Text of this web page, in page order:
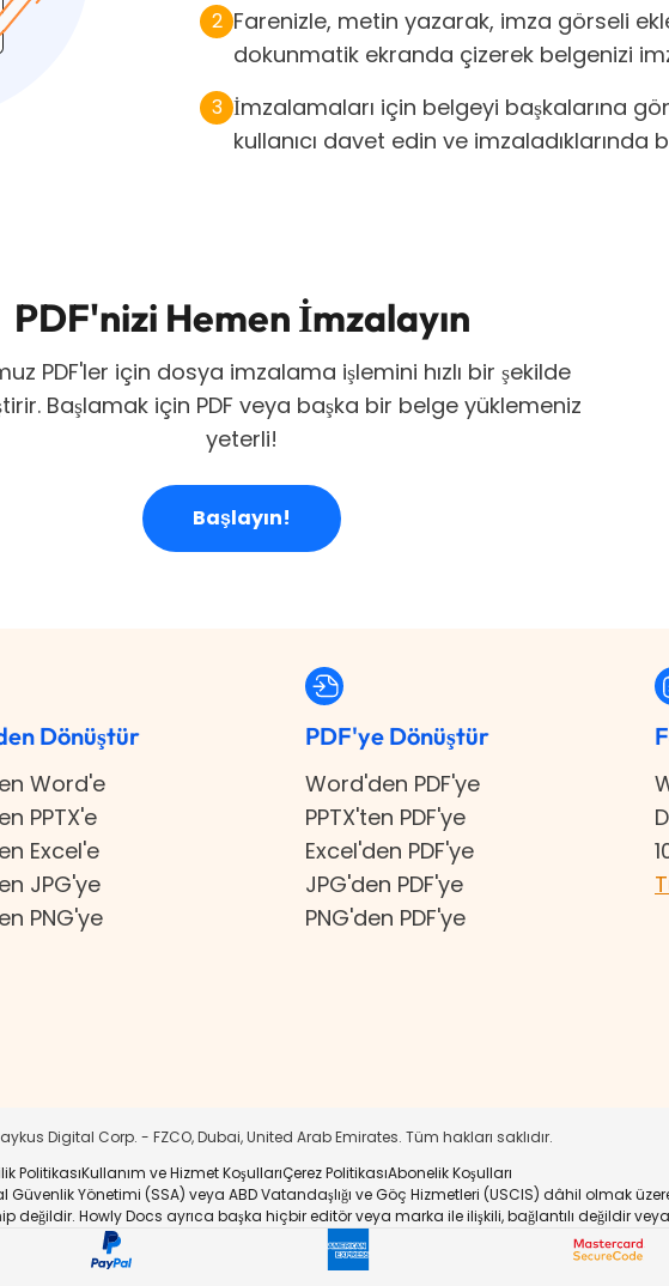
2 Farenizle, metin yazarak, imza görseli
dokunmatik ekranda çizerek belgenizi
3 İmzalamaları için belgeyi başkalarına
kullanıcı davet edin ve imzaladıklarında
PDF'nizi Hemen İmzalayın
PDF'ler için dosya imzalama işlemini hızlı bir şekilde
Başlamak için PDF veya başka bir belge yüklemeniz
yeterli!
Başlayın!
Dönüştür
Word'e
PPTX'e
Excel'e
JPG'ye
PNG'ye
PDF'ye Dönüştür
Word'den PDF'ye
PPTX'ten PDF'ye
Excel'den PDF'ye
JPG'den PDF'ye
PNG'den PDF'ye
Digital Corp. - FZCO, Dubai, United Arab Emirates. Tüm hakları saklıdır.
PolitikasıKullanım ve Hizmet KoşullarıÇerez PolitikasıAbonelik Koşulları
Güvenlik Yönetimi (SSA) veya ABD Vatandaşlığı ve Göç Hizmetleri (USCIS) dâhil olmak
değildir. Howly Docs ayrıca başka hiçbir editör veya marka ile ilişkili, bağlantılı değildir